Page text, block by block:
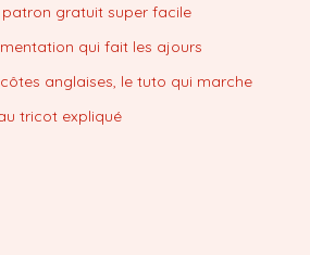
gratuit super facile
qui fait les ajours
anglaises, le tuto qui marche
tricot expliqué